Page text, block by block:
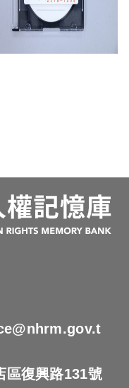
區復興路131號